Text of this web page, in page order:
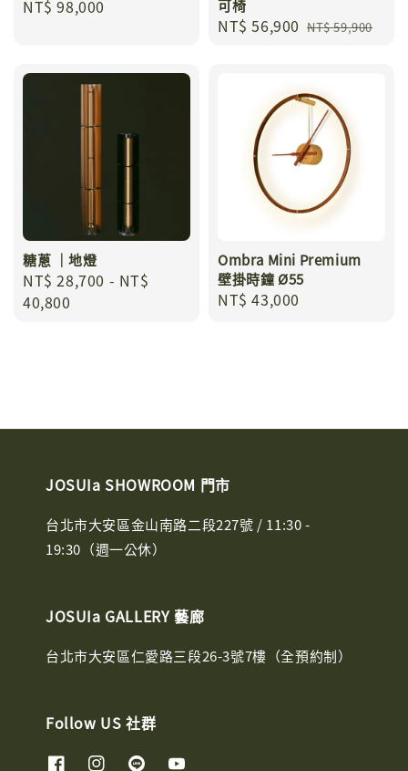
Regular
NT$ 98,000
可椅
Sale
NT$ 56,900 Regular
NT$ 59,900
糖蔥 ｜地燈
Regular
price
NT$ 28,700 - NT$
40,800
Ombra Mini Premium
壁掛時鐘 Ø55
Regular
NT$ 43,000
JOSUIa SHOWROOM 門市
台北市大安區金山南路二段227號 / 11:30 -
19:30（週一公休）
JOSUIa GALLERY 藝廊
台北市大安區仁愛路三段26-3號7樓（全預約制）
Follow US 社群